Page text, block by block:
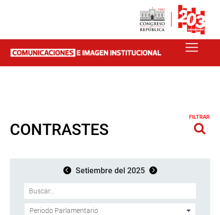
CONTRASTES
FILTRAR
Setiembre del 2025